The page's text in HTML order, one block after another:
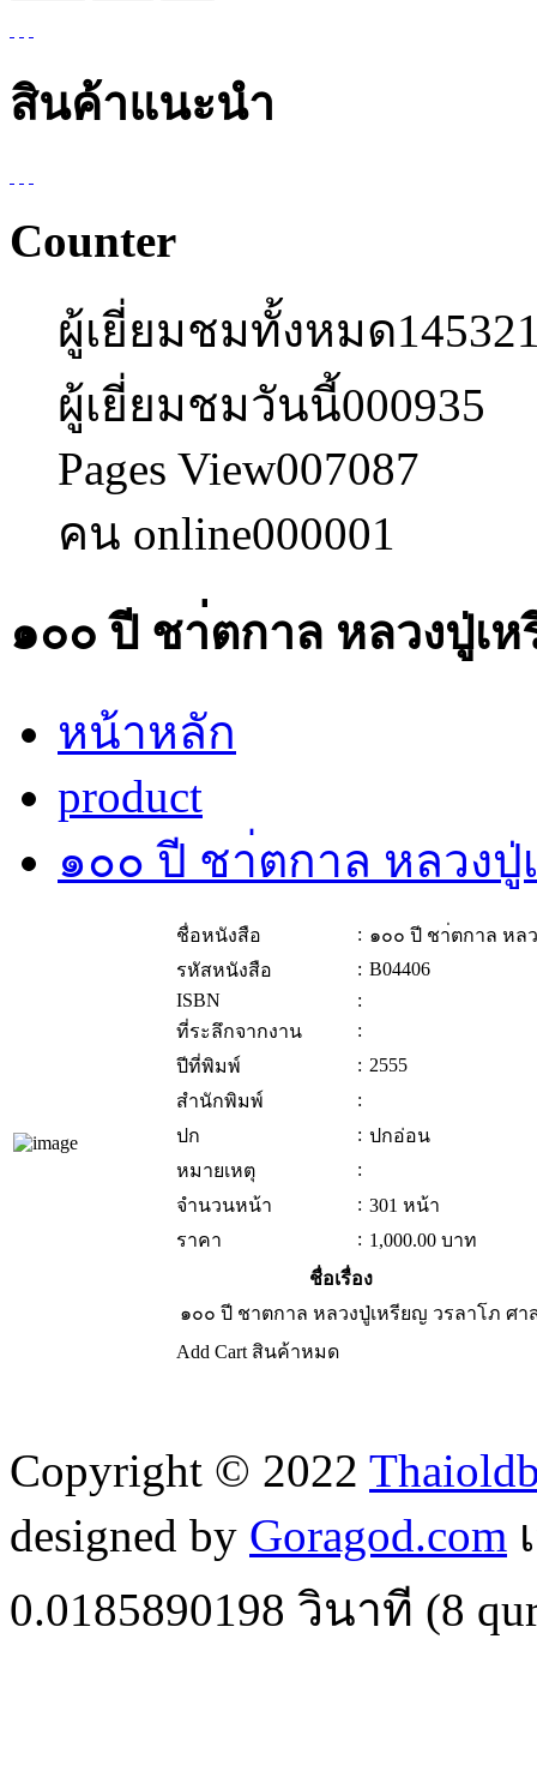
สินค้าแนะนำ
Counter
ผู้เยี่ยมชมทั้งหมด
ผู้เยี่ยมชมวันนี้000935
Pages View007087
คน online000001
๑๐๐ ปี ชา่ตกาล หลวงปู่เ
หน้าหลัก
product
๑๐๐ ปี ชา่ตกาล หลวงปู่
ชื่อหนังสือ : ๑๐๐ ปี ชา่ตกาล หล
รหัสหนังสือ
: B04406
ISBN
:
ที่ระลึกจากงาน
:
ปีที่พิมพ์
: 2555
สำนักพิมพ์
:
ปก
: ปกอ่อน
หมายเหตุ
:
จำนวนหน้า
: 301 หน้า
ราคา
: 1,000.00 บาท
ชื่อเรื่อง
๑๐๐ ปี ชาตกาล หลวงปู่เหรียญ วรลาโภ ศา
Add Cart สินค้าหมด
Copyright © 2022
designed by Goragod.com
0.0185890198 วินาที (8